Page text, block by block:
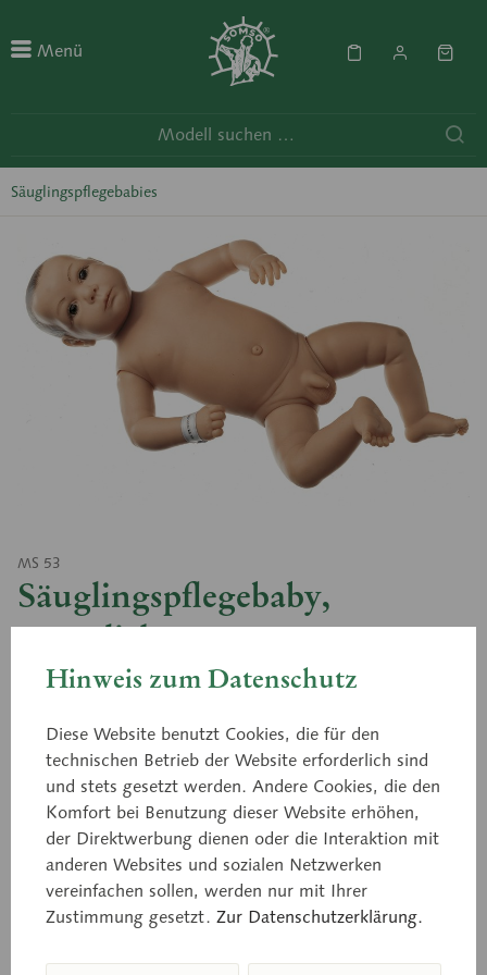
Menü
Säuglingspflegebabies
MS 53
Säuglingspflegebaby,
männlich
etwa einem 6 Wochen alten, männlichen Säugling
entsprechend. Aus weichem SOMSO-Plast®. Mit
Kugelgelenken und nach hinten nachgebendem,
leicht beweglichem Kopf. Handgemalte hellbraune
Augen. Diese ideale Kombinationspuppe läßt sich
baden, wickeln und ist für Halteübungen gleichfalls
geeignet. Nase und Ohren sind geöffnet sowie Anus
zum Einführen eines Fieberthermometers.
Unbekleidet. Kopfumfang 35,8 cm.
Hinweis zum Datenschutz
Diese Website benutzt Cookies, die für den
technischen Betrieb der Website erforderlich sind
und stets gesetzt werden. Andere Cookies, die den
Komfort bei Benutzung dieser Website erhöhen,
der Direktwerbung dienen oder die Interaktion mit
anderen Websites und sozialen Netzwerken
vereinfachen sollen, werden nur mit Ihrer
Zustimmung gesetzt. Zur Datenschutzerklärung.